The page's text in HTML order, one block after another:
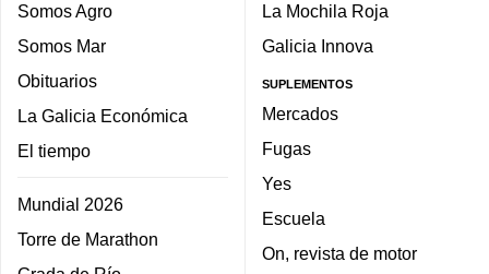
Somos Agro
Somos Mar
Obituarios
La Galicia Económica
El tiempo
Mundial 2026
Torre de Marathon
La Mochila Roja
Galicia Innova
SUPLEMENTOS
Mercados
Fugas
Yes
Escuela
On, revista de motor